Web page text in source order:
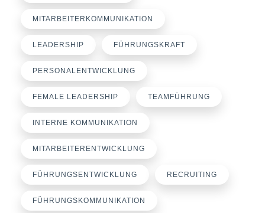
MITARBEITERKOMMUNIKATION
LEADERSHIP FÜHRUNGSKRAFT
PERSONALENTWICKLUNG
FEMALE LEADERSHIP TEAMFÜHRUNG
INTERNE KOMMUNIKATION
MITARBEITERENTWICKLUNG
FÜHRUNGSENTWICKLUNG RECRUITING
FÜHRUNGSKOMMUNIKATION